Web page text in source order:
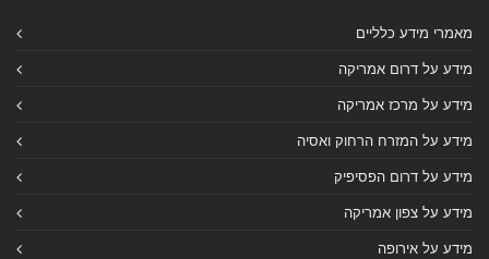
מאמרי מידע כלליים
מידע על דרום אמריקה
מידע על מרכז אמריקה
מידע על המזרח הרחוק ואסיה
מידע על דרום הפסיפיק
מידע על צפון אמריקה
מידע על אירופה